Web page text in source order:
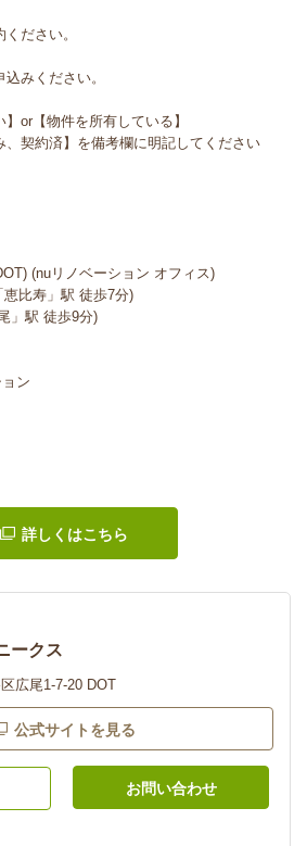
ださい。
みください。
or【物件を所有している】
契約済】を備考欄に明記してください
(nuリノベーション オフィス)
比寿」駅 徒歩7分)
」駅 徒歩9分)
ン
詳しくはこちら
ークス
広尾1-7-20 DOT
公式サイトを見る
お問い合わせ